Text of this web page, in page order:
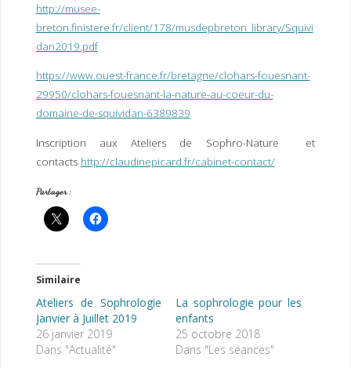
http://musee-
breton.finistere.fr/client/178/musdepbreton_library/Squivi
dan2019.pdf
https://www.ouest-france.fr/bretagne/clohars-fouesnant-
29950/clohars-fouesnant-la-nature-au-coeur-du-
domaine-de-squividan-6389839
Inscription aux Ateliers de Sophro-Nature et
contacts http://claudinepicard.fr/cabinet-contact/
Partager :
Similaire
Ateliers de Sophrologie
Janvier à Juillet 2019
26 janvier 2019
Dans "Actualité"
La sophrologie pour les
enfants
25 octobre 2018
Dans "Les séances"